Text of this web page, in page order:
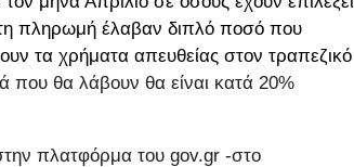
πληρωμή έλαβαν διπλό ποσό που
τα χρήματα απευθείας στον τραπεζικό
που θα λάβουν θα είναι κατά 20%
πλατφόρμα του gov.gr -στο